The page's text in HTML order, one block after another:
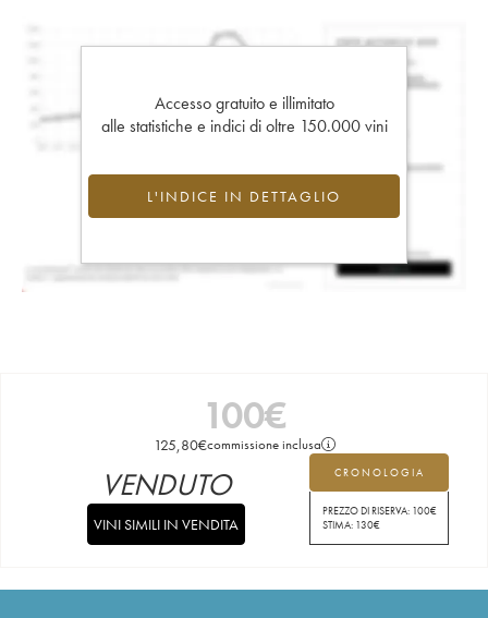
Accesso gratuito e illimitato
alle statistiche e indici di oltre 150.000 vini
L'INDICE IN DETTAGLIO
100€
125,80€commissione inclusa
CRONOLOGIA
PREZZO DI RISERVA: 100€
STIMA: 130€
VENDUTO
VINI SIMILI IN VENDITA